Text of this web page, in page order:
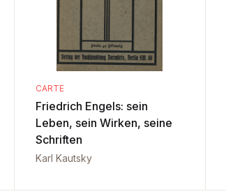
CARTE
Friedrich Engels: sein
Leben, sein Wirken, seine
Schriften
Karl Kautsky